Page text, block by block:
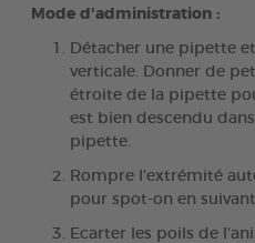
Mode d'administration :
Détacher une pipette
verticale. Donner de
étroite de la pipette
est bien descendu
pipette.
Rompre l'extrémité
pour spot-on en
Ecarter les poils de